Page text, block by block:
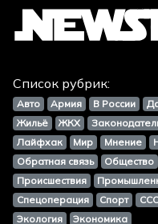
Список рубрик:
Авто Армия В России
Жильё
ЖКХ
Лайфхак
Мир Мнение
Обратная связь
Общество
Происшествия
Спецоперация
Спорт
Экология
Экономика